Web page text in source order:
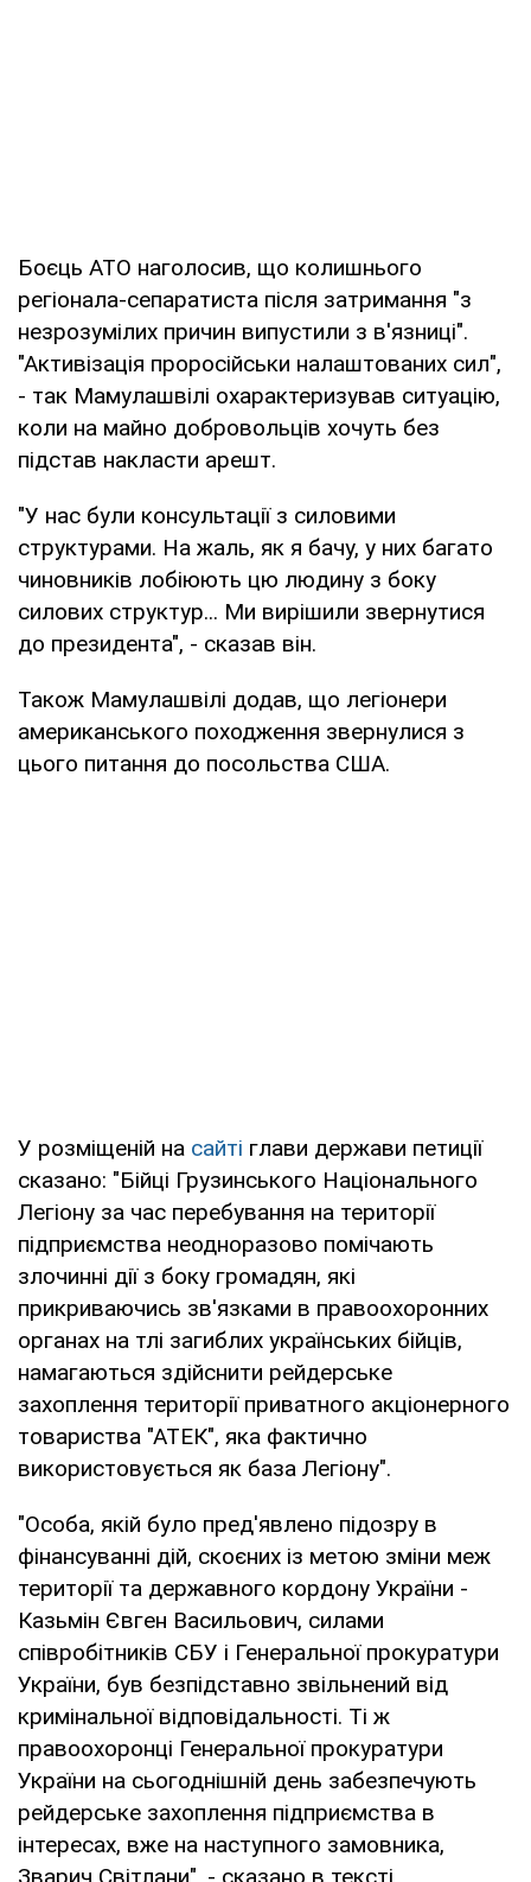
Боєць АТО наголосив, що колишнього
регіонала-сепаратиста після затримання "з
незрозумілих причин випустили з в'язниці".
"Активізація проросійськи налаштованих сил",
- так Мамулашвілі охарактеризував ситуацію,
коли на майно добровольців хочуть без
підстав накласти арешт.
"У нас були консультації з силовими
структурами. На жаль, як я бачу, у них багато
чиновників лобіюють цю людину з боку
силових структур... Ми вирішили звернутися
до президента", - сказав він.
Також Мамулашвілі додав, що легіонери
американського походження звернулися з
цього питання до посольства США.
У розміщеній на сайті глави держави петиції
сказано: "Бійці Грузинського Національного
Легіону за час перебування на території
підприємства неодноразово помічають
злочинні дії з боку громадян, які
прикриваючись зв'язками в правоохоронних
органах на тлі загиблих українських бійців,
намагаються здійснити рейдерське
захоплення території приватного акціонерного
товариства "АТЕК", яка фактично
використовується як база Легіону".
"Особа, якій було пред'явлено підозру в
фінансуванні дій, скоєних із метою зміни меж
території та державного кордону України -
Казьмін Євген Васильович, силами
співробітників СБУ і Генеральної прокуратури
України, був безпідставно звільнений від
кримінальної відповідальності. Ті ж
правоохоронці Генеральної прокуратури
України на сьогоднішній день забезпечують
рейдерське захоплення підприємства в
інтересах, вже на наступного замовника,
Зварич Світлани", - сказано в тексті.